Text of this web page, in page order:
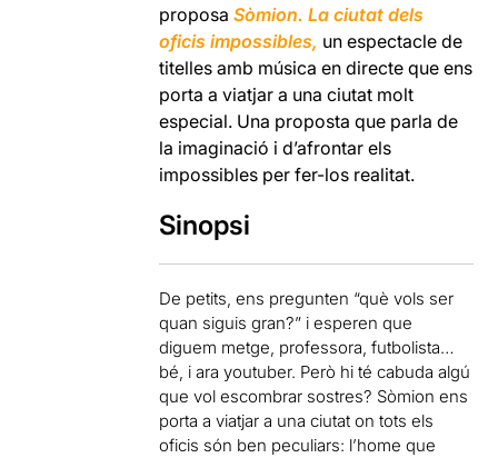
proposaSòmion. La ciutat dels
oficis impossibles, un espectacle de
titelles amb música en directe que ens
porta a viatjar a una ciutat molt
especial. Una proposta que parla de
la imaginació i d’afrontar els
impossibles per fer-los realitat.
Sinopsi
De petits, ens pregunten “què vols ser
quan siguis gran?” i esperen que
diguem metge, professora, futbolista…
bé, i ara youtuber. Però hi té cabuda algú
que vol escombrar sostres? Sòmion ens
porta a viatjar a una ciutat on tots els
oficis són ben peculiars: l’home que